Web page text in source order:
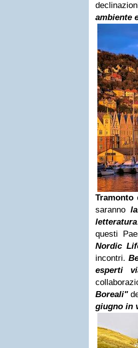
ambiente
Tramonto
saranno
letteratura
questi
Nordic
incontri.
esperti
Boreali"
giugno in